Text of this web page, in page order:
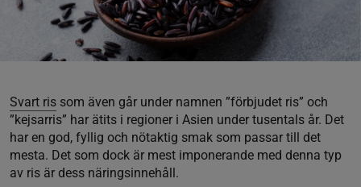
Svart ris som även går under namnen ”förbjudet ris” och
”kejsarris” har ätits i regioner i Asien under tusentals år. Det
har en god, fyllig och nötaktig smak som passar till det
mesta. Det som dock är mest imponerande med denna typ
av ris är dess näringsinnehåll.